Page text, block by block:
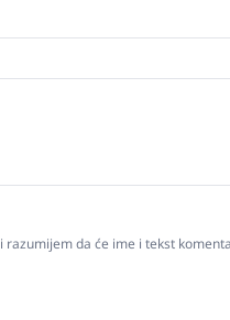
i razumijem da će ime i tekst